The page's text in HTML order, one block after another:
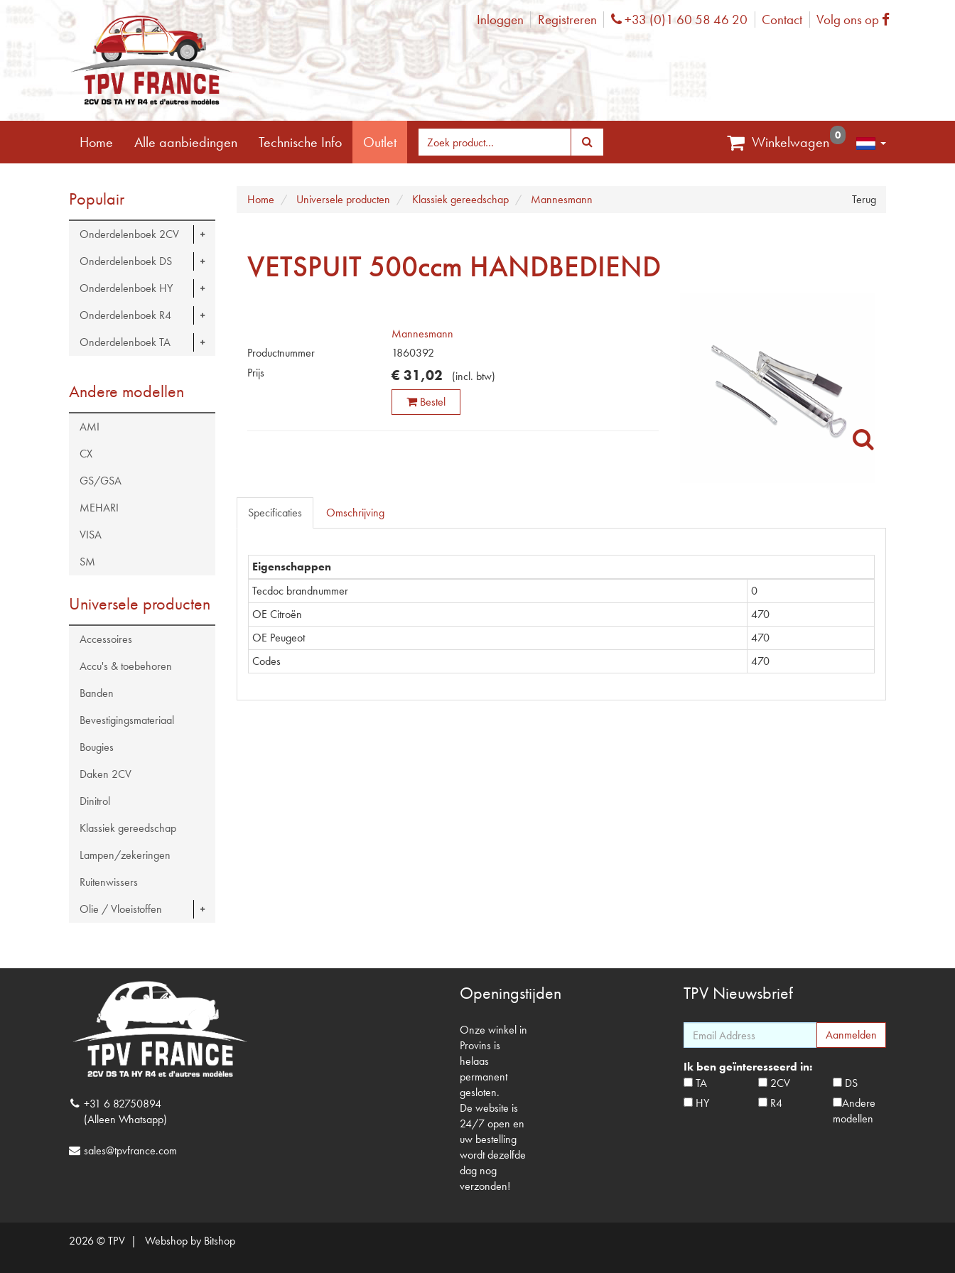
Inloggen Registreren Phone
+33 (0)1 60 58 46 20 Contact Volg ons op Facebook
Home Alle aanbiedingen Technische Info Outlet Winkelwagen 0
Populair
Onderdelenboek 2CV
Onderdelenboek DS
Onderdelenboek HY
Onderdelenboek R4
Onderdelenboek TA
Andere modellen
AMI
CX
GS/GSA
MEHARI
VISA
SM
Universele producten
Accessoires
Accu's & toebehoren
Banden
Bevestigingsmateriaal
Bougies
Daken 2CV
Dinitrol
Klassiek gereedschap
Lampen/zekeringen
Ruitenwissers
Olie / Vloeistoffen
Terug
Home Universele producten Klassiek gereedschap Mannesmann
VETSPUIT 500ccm HANDBEDIEND
Mannesmann
Productnummer
1860392
Prijs
€ 31,02 (incl. btw)
Bestel
Specificaties Omschrijving
Eigenschappen
Tecdoc brandnummer
0
OE Citroën
470
OE Peugeot
470
Codes
470
+31 6 82750894
(Alleen Whatsapp)
sales@tpvfrance.com
Openingstijden
Onze winkel in
Provins is
helaas
permanent
gesloten.
De website is
24/7 open en
uw bestelling
wordt dezelfde
dag nog
verzonden!
TPV Nieuwsbrief
Ik ben geïnteresseerd in:
TA
2CV
DS
HY
R4
Andere
modellen
2026 © TPV | Webshop by Bitshop